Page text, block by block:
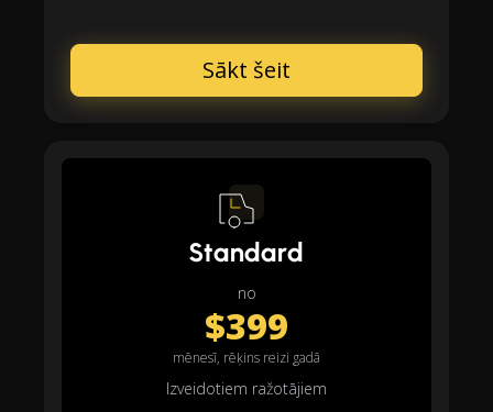
Sākt šeit
Standard
no
$399
mēnesī, rēķins reizi gadā
Izveidotiem ražotājiem